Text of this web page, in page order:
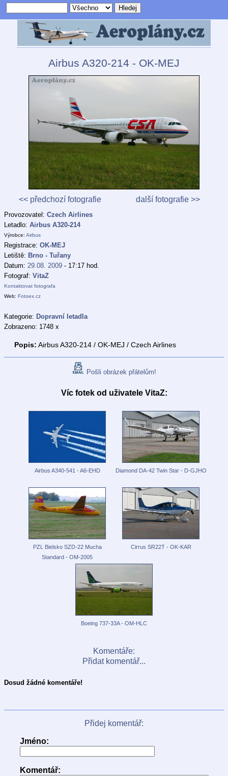
Airbus A320-214 - OK-MEJ
<< předchozí fotografie další fotografie >>
Provozovatel: Czech Airlines
Letadlo: Airbus A320-214
Výrobce: Airbus
Registrace: OK-MEJ
Letiště: Brno - Tuřany
Datum: 29.08. 2009 - 17:17 hod.
Fotograf: VitaZ
Kontaktovat fotografa
Web: Fotoex.cz
Kategorie: Dopravní letadla
Zobrazeno: 1748 x
Popis: Airbus A320-214 / OK-MEJ / Czech Airlines
Pošli obrázek přátelům!
Víc fotek od uživatele VitaZ:
Airbus A340-541 - A6-EHD Diamond DA-42 Twin Star - D-GJHO
PZL Bielsko SZD-22 Mucha
Standard - OM-2005
Cirrus SR22T - OK-KAR
Boeing 737-33A - OM-HLC
Komentáře:
Přidat komentář...
Dosud žádné komentáře!
Přidej komentář:
Jméno:
Komentář: